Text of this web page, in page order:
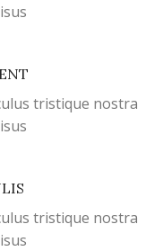
tristique nostra
tristique nostra